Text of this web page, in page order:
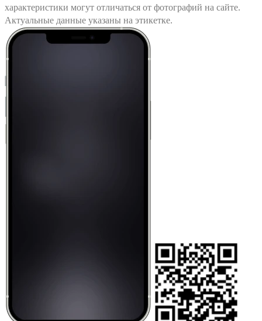
характеристики могут отличаться от фотографий на сайте.
Актуальные данные указаны на этикетке.